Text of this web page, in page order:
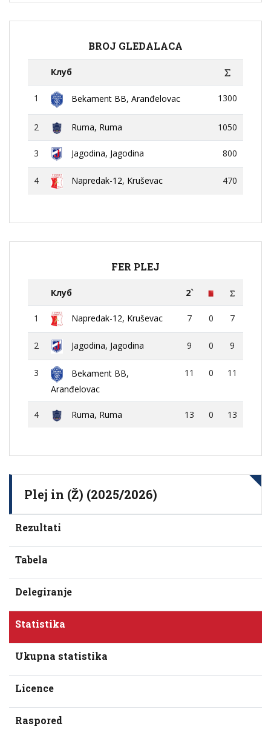
BROJ GLEDALACA
Клуб
1 Bekament BB, Aranđelovac 1300
2 Ruma, Ruma 1050
3 Jagodina, Jagodina 800
4 Napredak-12, Kruševac 470
FER PLEJ
Клуб 2`
1 Napredak-12, Kruševac 7 0 7
2 Jagodina, Jagodina 9 0 9
3
Bekament BB,
Aranđelovac
11 0 11
4 Ruma, Ruma 13 0 13
Plej in (Ž) (2025/2026)
Rezultati
Tabela
Delegiranje
Statistika
Ukupna statistika
Licence
Raspored